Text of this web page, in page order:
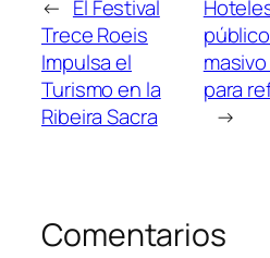
← El Festival
Trece Roeis
Impulsa el
Turismo en la
Ribeira Sacra
para
→
Comentarios